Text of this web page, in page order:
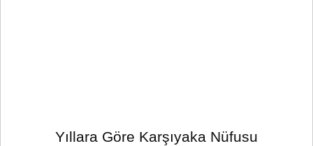
Yıllara Göre Karşıyaka Nüfusu